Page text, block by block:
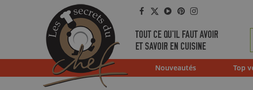
Facebook
Twitter
YouTube
Pinterest
Instagram
TOUT CE QU'IL FAUT AVOIR
ET SAVOIR EN CUISINE
Nouveautés Top